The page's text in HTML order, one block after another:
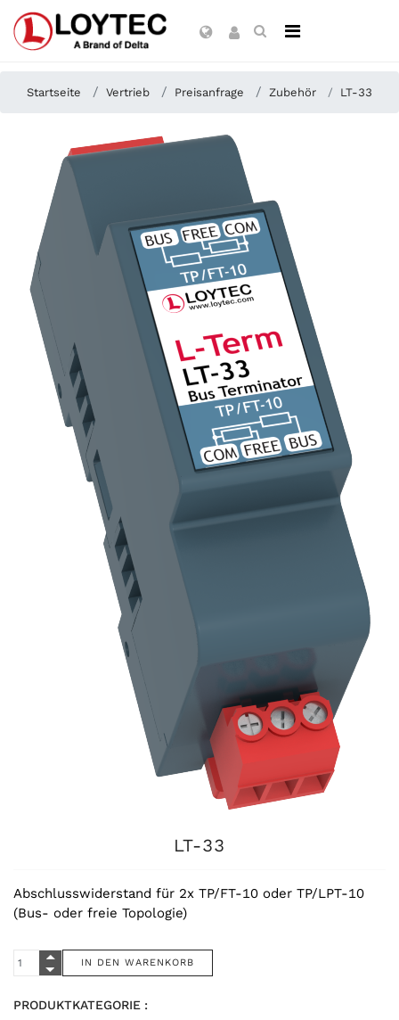
Startseite Vertrieb Preisanfrage Zubehör LT-33
LT-33
Abschlusswiderstand für 2x TP/FT-10 oder TP/LPT-10
(Bus- oder freie Topologie)
PRODUKTKATEGORIE :